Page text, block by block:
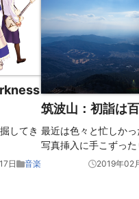
してき
日 音楽
筑波山：初詣は
最近は色々と忙しか
写真挿入に手こずった
2019年02